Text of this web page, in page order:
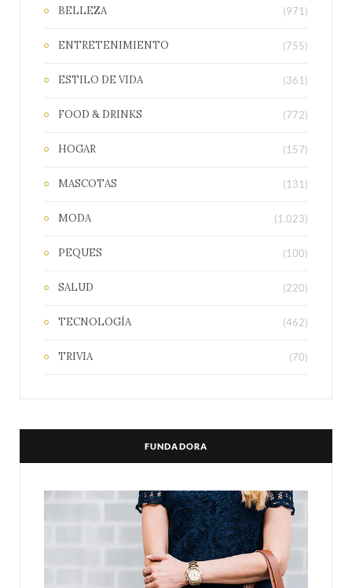
BELLEZA (971)
ENTRETENIMIENTO (755)
ESTILO DE VIDA (361)
FOOD & DRINKS (772)
HOGAR (157)
MASCOTAS (131)
MODA (1.023)
PEQUES (100)
SALUD (220)
TECNOLOGÍA (462)
TRIVIA (70)
FUNDADORA